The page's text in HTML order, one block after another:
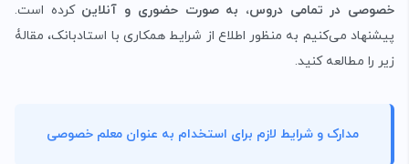
خصوصی در تمامی دروس، به صورت حضوری و آنلاین کرده است.
پیشنهاد می‌کنیم به منظور اطلاع از شرایط همکاری با استادبانک، مقالۀ
زیر را مطالعه کنید.
مدارک و شرایط لازم برای استخدام به عنوان معلم خصوصی